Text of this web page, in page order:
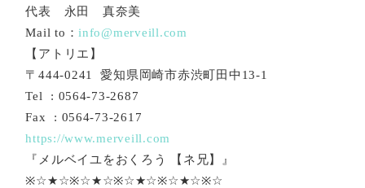
代表 永田 真奈美
Mail to：info@merveill.com
【アトリエ】
〒444-0241 愛知県岡崎市赤渋町田中13-1
Tel : 0564-73-2687
Fax : 0564-73-2617
https://www.merveill.com
『メルベイユをおくろう 【ネ兄】』
※☆★☆※☆★☆※☆★☆※☆★☆※☆